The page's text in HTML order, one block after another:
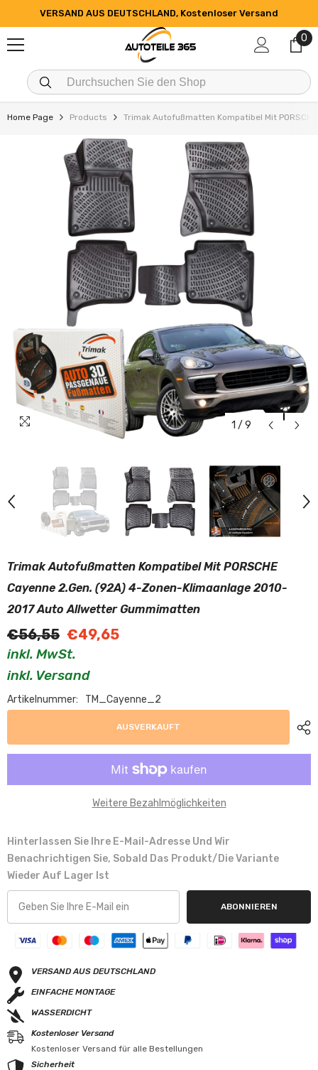
VERSAND AUS DEUTSCHLAND, Kostenloser Versand
0
0
Home Page Products Trimak Autofußmatten Kompatibel Mit
1 / 9
Trimak Autofußmatten Kompatibel Mit PORSCHE
Cayenne 2.Gen. (92A) 4-Zonen-Klimaanlage 2010-
2017 Auto Allwetter Gummimatten
€56,55 €49,65
inkl. MwSt.
inkl. Versand
Artikelnummer: TM_Cayenne_2
AUSVERKAUFT
Weitere Bezahlmöglichkeiten
Hinterlassen Sie Ihre E-Mail-Adresse Und Wir
Benachrichtigen Sie, Sobald Das Produkt/die Variante
Wieder Auf Lager Ist
ABONNIEREN
VERSAND AUS DEUTSCHLAND
EINFACHE MONTAGE
WASSERDICHT
Kostenloser Versand
Kostenloser Versand für alle Bestellungen
Sicherheit